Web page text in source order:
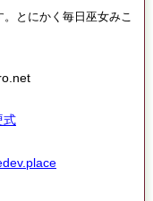
とにかく毎日巫女みこ
式